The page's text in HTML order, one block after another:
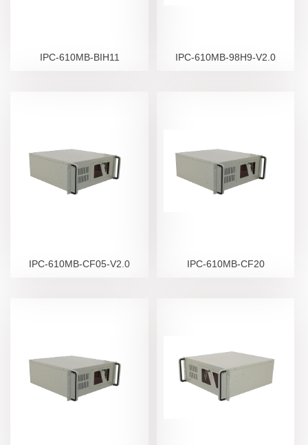
IPC-610MB-BIH11 IPC-610MB-98H9-V2.0
IPC-610MB-CF05-V2.0 IPC-610MB-CF20